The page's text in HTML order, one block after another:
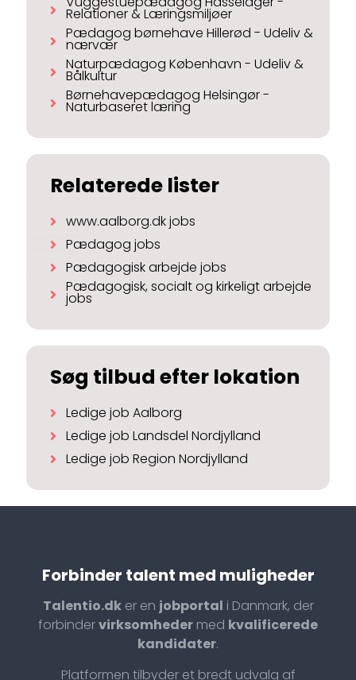
Relationer & Læringsmiljøer
Pædagog børnehave Hillerød - Udeliv &
nærvær
Naturpædagog København - Udeliv &
Bålkultur
Børnehavepædagog Helsingør -
Naturbaseret læring
Relaterede lister
www.aalborg.dk jobs
Pædagog jobs
Pædagogisk arbejde jobs
Pædagogisk, socialt og kirkeligt arbejde
jobs
Søg tilbud efter lokation
Ledige job Aalborg
Ledige job Landsdel Nordjylland
Ledige job Region Nordjylland
Forbinder talent med muligheder
Talentio.dker en jobportal i Danmark, der
forbindervirksomheder med kvalificerede
kandidater.
Platformen tilbyder et bredt udvalg af